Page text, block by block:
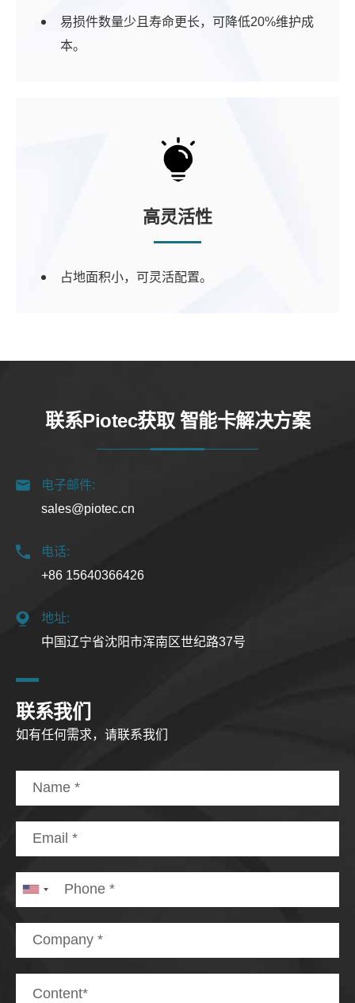
易损件数量少且寿命更长，可降低20%维护成
本。
高灵活性
占地面积小，可灵活配置。
联系Piotec获取 智能卡解决方案
电子邮件:
sales@piotec.cn
电话:
+86 15640366426
地址:
中国辽宁省沈阳市浑南区世纪路37号
联系我们
如有任何需求，请联系我们